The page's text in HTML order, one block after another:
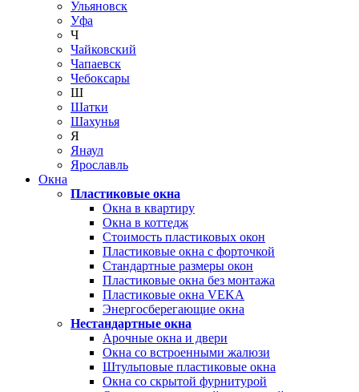
Ульяновск
Уфа
Ч
Чайковский
Чапаевск
Чебоксары
Ш
Шатки
Шахунья
Я
Янаул
Ярославль
Окна
Пластиковые окна
Окна в квартиру
Окна в коттедж
Стоимость пластиковых окон
Пластиковые окна с форточкой
Стандартные размеры окон
Пластиковые окна без монтажа
Пластиковые окна VEKA
Энергосберегающие окна
Нестандартные окна
Арочные окна и двери
Окна со встроенными жалюзи
Штульповые пластиковые окна
Окна со скрытой фурнитурой